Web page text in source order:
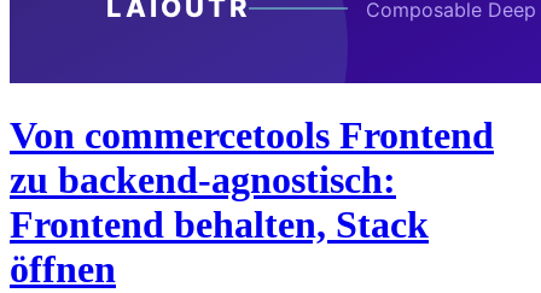
Von commercetools Frontend
zu backend-agnostisch:
Frontend behalten, Stack
öffnen